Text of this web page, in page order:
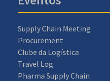
Supply Chain Meeting
Procurement
Clube da Logística
Travel Log
Pharma Supply Chain